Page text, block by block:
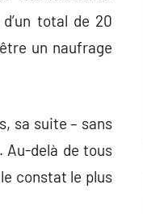
total de 20
un naufrage
sa suite – sans
Au-delà de tous
constat le plus